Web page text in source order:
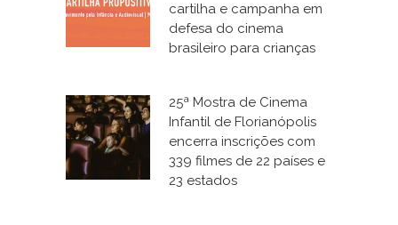
cartilha e campanha em
defesa do cinema
brasileiro para crianças
25ª Mostra de Cinema
Infantil de Florianópolis
encerra inscrições com
339 filmes de 22 países e
23 estados